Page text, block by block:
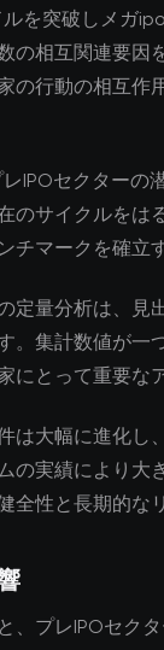
を突破しメガ
の相互関連要因
の行動の相互作
IPOセクターの
のサイクルをは
チマークを確立
定量分析は、見
。集計数値が一
にとって重要な
は大幅に進化し
の実績により大
全性と長期的な
、プレIPOセク